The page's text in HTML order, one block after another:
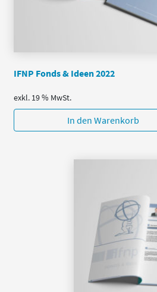
IFNP Fonds & Ideen 2022
exkl. 19 % MwSt.
In den Warenkorb